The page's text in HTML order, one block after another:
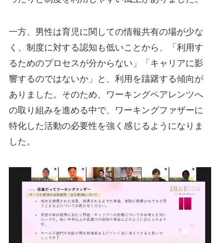
一方、男性は育児に関しての情報共有の場が少な
く、制度に対する認知も低いことから、「利用す
るためのプロセスが分からない」「キャリアに影
響するのではないか」と、利用を躊躇する傾向が
ありました。そのため、ワーキングペアレンツへ
の取り組みを進める中で、ワーキングファザーに
特化した活動の必要性を強く感じるようになりま
した。